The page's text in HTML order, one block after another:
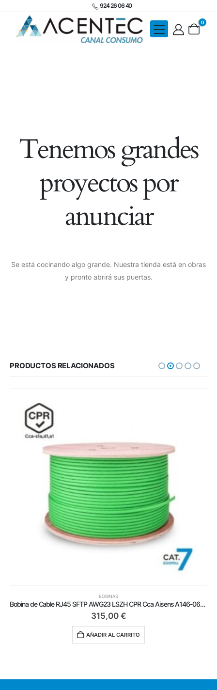
924 26 06 40
0
Tenemos grandes
proyectos por
anunciar
Se está cocinando algo grande. Nuestra tienda está en obras
y pronto abrirá sus puertas.
PRODUCTOS RELACIONADOS
BOBINAS
Bobina de Cable RJ45 SFTP AWG23 LSZH CPR Cca Aisens A146-0667 Cat.7/ 305m/ Verde
315,00 €
AÑADIR AL CARRITO